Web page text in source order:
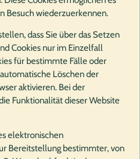
Besuch wiederzuerkennen.
dass Sie über das Setzen
Cookies nur im Einzelfall
für bestimmte Fälle oder
Löschen der
aktivieren. Bei der
Funktionalität dieser Website
elektronischen
Bereitstellung bestimmter, von